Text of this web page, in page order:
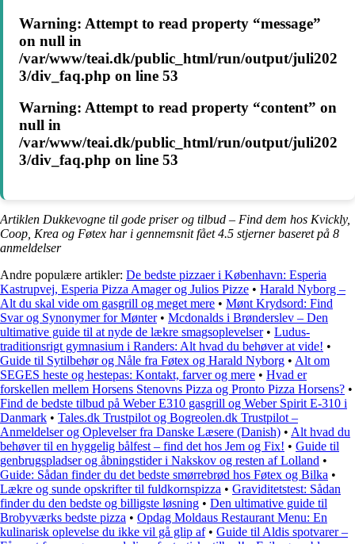
Warning: Attempt to read property “message”
on null in
/var/www/teai.dk/public_html/run/output/juli202
3/div_faq.php on line 53
Warning: Attempt to read property “content” on
null in
/var/www/teai.dk/public_html/run/output/juli202
3/div_faq.php on line 53
Artiklen Dukkevogne til gode priser og tilbud – Find dem hos Kvickly,
Coop, Krea og Føtex har i gennemsnit fået4.5 stjerner baseret på 8
anmeldelser
Andre populære artikler: De bedste pizzaer i København: Esperia
Kastrupvej, Esperia Pizza Amager og Julios Pizze • Harald Nyborg –
Alt du skal vide om gasgrill og meget mere • Mønt Krydsord: Find
Svar og Synonymer for Mønter• Mcdonalds i Brønderslev – Den
ultimative guide til at nyde de lækre smagsoplevelser• Ludus-
traditionsrigt gymnasium i Randers: Alt hvad du behøver at vide! •
Guide til Sytilbehør og Nåle fra Føtex og Harald Nyborg • Alt om
SEGES heste og hestepas: Kontakt, farver og mere • Hvad er
forskellen mellem Horsens Stenovns Pizza og Pronto Pizza Horsens? •
Find de bedste tilbud på Weber E310 gasgrill og Weber Spirit E-310 i
Danmark • Tales.dk Trustpilot og Bogreolen.dk Trustpilot –
Anmeldelser og Oplevelser fra Danske Læsere (Danish) • Alt hvad du
behøver til en hyggelig bålfest – find det hos Jem og Fix! • Guide til
genbrugspladser og åbningstider i Nakskov og resten af Lolland •
Guide: Sådan finder du det bedste smørrebrød hos Føtex og Bilka •
Lækre og sunde opskrifter til fuldkornspizza • Graviditetstest: Sådan
finder du den bedste og billigste løsning • Den ultimative guide til
Brobyværks bedste pizza • Opdag Moldaus Restaurant Menu: En
kulinarisk oplevelse du ikke vil gå glip af• Guide til Aldis spotvarer –